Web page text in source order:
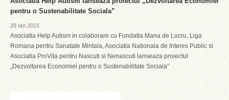
pentru o Sustenabilitate Sociala”
28 Ian 2015
Asociatia Help Autism in colaborare cu Fundatia Mana de Lucru, Liga
Romana pentru Sanatate Mintala, Asociatia Nationala de Interes Public si
Asociatia ProVita pentru Nascuti si Nenascuti lanseaza proiectul
„Dezvoltarea Economiei pentru o Sustenabilitate Sociala”